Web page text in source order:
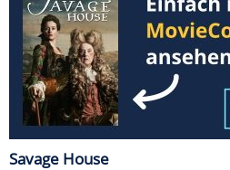
Savage House